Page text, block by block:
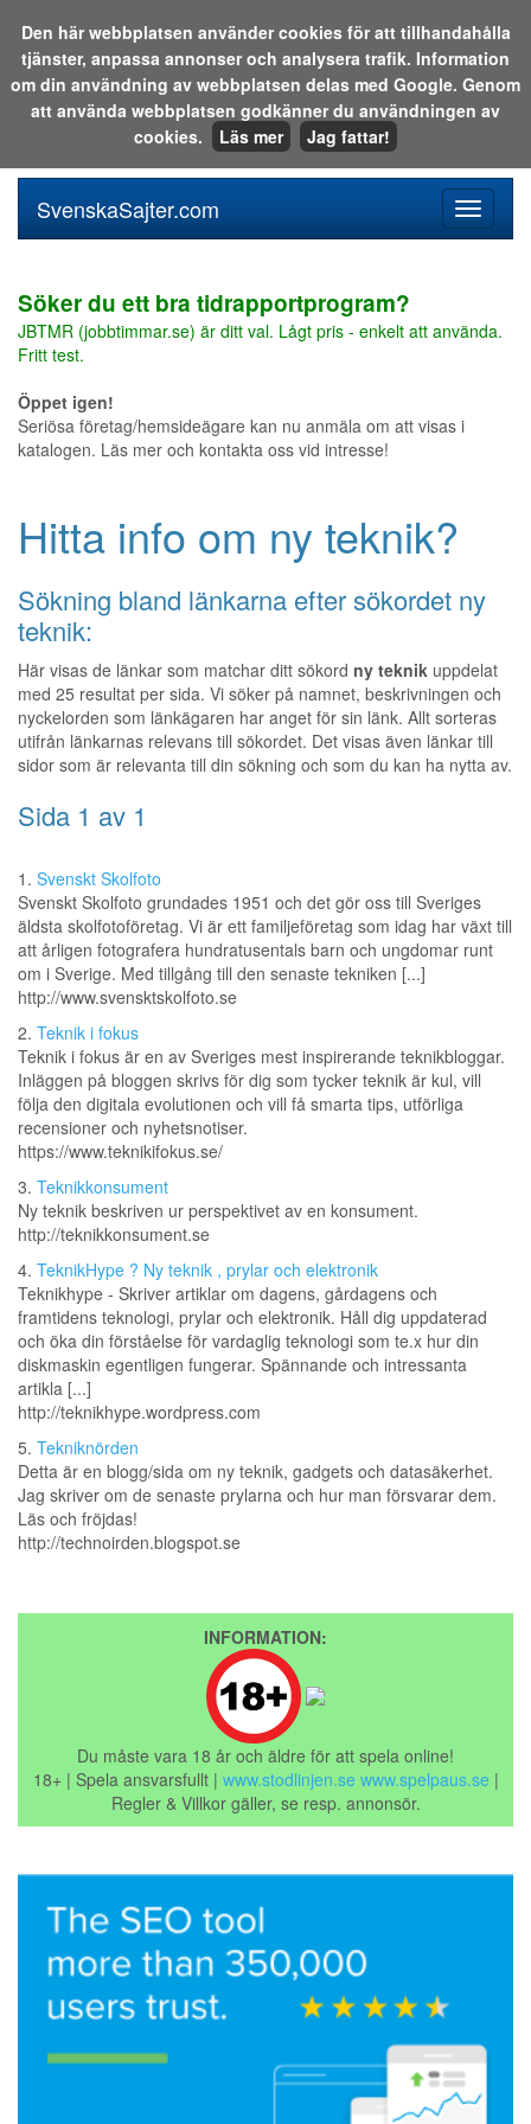
Sök i katalogen eller på webben:
meny
SvenskaSajter.com
Söker du ett bra tidrapportprogram?
JBTMR (jobbtimmar.se) är ditt val. Lågt pris - enkelt att använda.
Fritt test.
Öppet igen!
Seriösa företag/hemsideägare kan nu anmäla om att visas i
katalogen. Läs mer och kontakta oss vid intresse!
Hitta info om ny teknik?
Sökning bland länkarna efter sökordet ny
teknik:
Här visas de länkar som matchar ditt sökord ny teknik uppdelat
med 25 resultat per sida. Vi söker på namnet, beskrivningen och
nyckelorden som länkägaren har anget för sin länk. Allt sorteras
utifrån länkarnas relevans till sökordet. Det visas även länkar till
sidor som är relevanta till din sökning och som du kan ha nytta av.
Sida 1 av 1
1. Svenskt Skolfoto
Svenskt Skolfoto grundades 1951 och det gör oss till Sveriges
äldsta skolfotoföretag. Vi är ett familjeföretag som idag har växt till
att årligen fotografera hundratusentals barn och ungdomar runt
om i Sverige. Med tillgång till den senaste tekniken [...]
http://www.svensktskolfoto.se
2. Teknik i fokus
Teknik i fokus är en av Sveriges mest inspirerande teknikbloggar.
Inläggen på bloggen skrivs för dig som tycker teknik är kul, vill
följa den digitala evolutionen och vill få smarta tips, utförliga
recensioner och nyhetsnotiser.
https://www.teknikifokus.se/
3. Teknikkonsument
Ny teknik beskriven ur perspektivet av en konsument.
http://teknikkonsument.se
4. TeknikHype ? Ny teknik , prylar och elektronik
Teknikhype - Skriver artiklar om dagens, gårdagens och
framtidens teknologi, prylar och elektronik. Håll dig uppdaterad
och öka din förståelse för vardaglig teknologi som te.x hur din
diskmaskin egentligen fungerar. Spännande och intressanta
artikla [...]
http://teknikhype.wordpress.com
5. Tekniknörden
Detta är en blogg/sida om ny teknik, gadgets och datasäkerhet.
Jag skriver om de senaste prylarna och hur man försvarar dem.
Läs och fröjdas!
http://technoirden.blogspot.se
INFORMATION:
Du måste vara 18 år och äldre för att spela online!
18+ | Spela ansvarsfullt | www.stodlinjen.se www.spelpaus.se |
Regler & Villkor gäller, se resp. annonsör.
Den här webbplatsen använder cookies för att tillhandahålla
tjänster, anpassa annonser och analysera trafik. Information
om din användning av webbplatsen delas med Google. Genom
att använda webbplatsen godkänner du användningen av
cookies.
Läs mer Jag fattar!